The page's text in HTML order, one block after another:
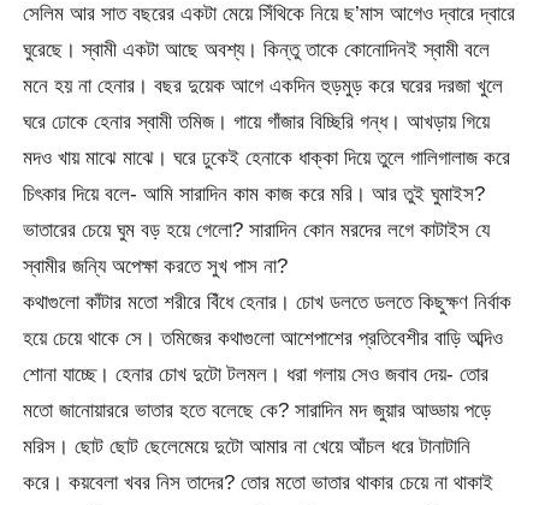
সেলিম আর সাত বছরের একটা মেয়ে সিঁথিকে নিয়ে ছ’মাস আগেও দ্বারে দ্বারে
ঘুরেছে। স্বামী একটা আছে অবশ্য। কিন্তু তাকে কোনোদিনই স্বামী বলে
মনে হয় না হেনার। বছর দুয়েক আগে একদিন হুড়মুড় করে ঘরের দরজা খুলে
ঘরে ঢোকে হেনার স্বামী তমিজ। গায়ে গাঁজার বিচ্ছিরি গন্ধ। আখড়ায় গিয়ে
মদও খায় মাঝে মাঝে। ঘরে ঢুকেই হেনাকে ধাক্কা দিয়ে তুলে গালিগালাজ করে
চিৎকার দিয়ে বলে- আমি সারাদিন কাম কাজ করে মরি। আর তুই ঘুমাইস?
ভাতারের চেয়ে ঘুম বড় হয়ে গেলো? সারাদিন কোন মরদের লগে কাটাইস যে
স্বামীর জন্যি অপেক্ষা করতে সুখ পাস না?
কথাগুলো কাঁটার মতো শরীরে বিঁধে হেনার। চোখ ডলতে ডলতে কিছুক্ষণ নির্বাক
হয়ে চেয়ে থাকে সে। তমিজের কথাগুলো আশেপাশের প্রতিবেশীর বাড়ি অব্দিও
শোনা যাচ্ছে। হেনার চোখ দুটো টলমল। ধরা গলায় সেও জবাব দেয়- তোর
মতো জানোয়াররে ভাতার হতে বলেছে কে? সারাদিন মদ জুয়ার আড্ডায় পড়ে
মরিস। ছোট ছোট ছেলেমেয়ে দুটো আমার না খেয়ে আঁচল ধরে টানাটানি
করে। কয়বেলা খবর নিস তাদের? তোর মতো ভাতার থাকার চেয়ে না থাকাই